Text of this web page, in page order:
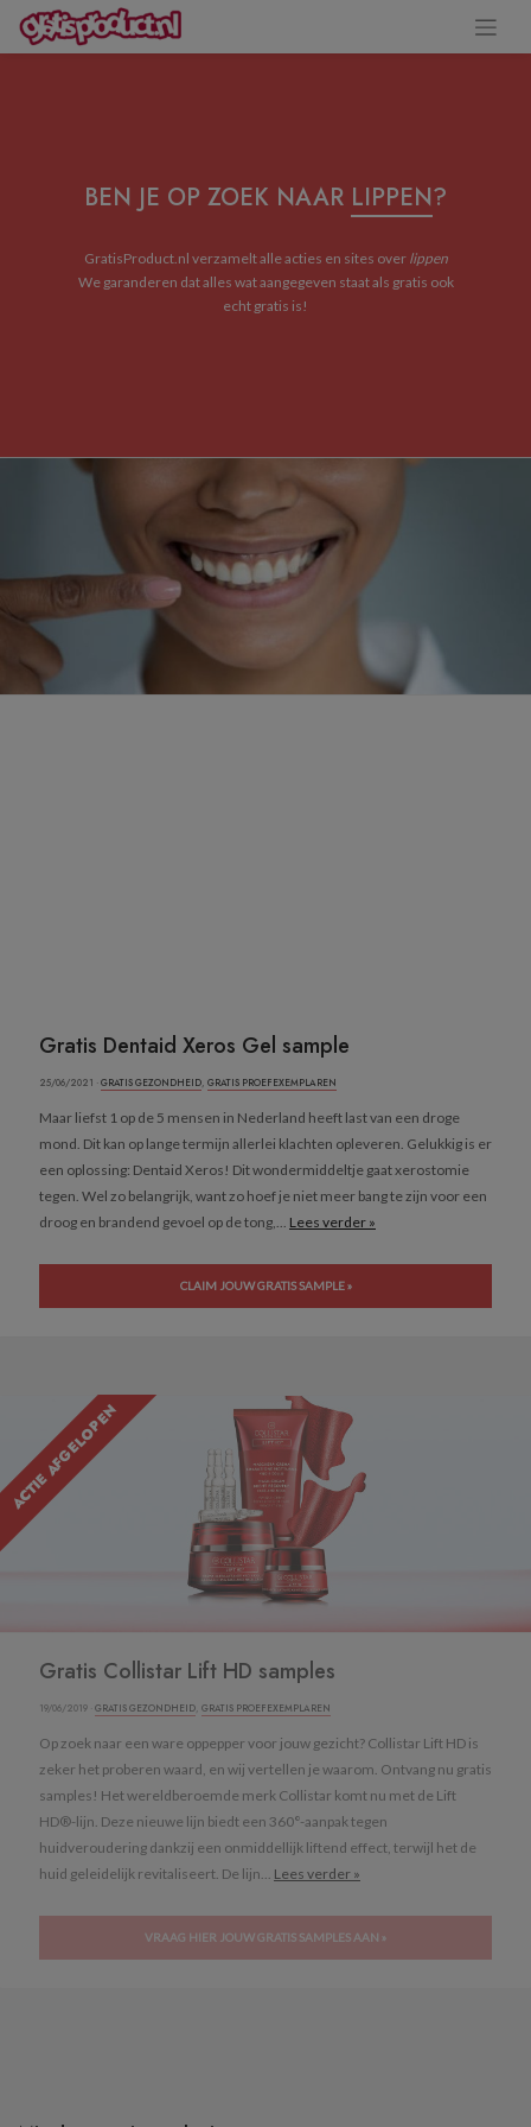
BEN JE OP ZOEK NAAR LIPPEN?
GratisProduct.nl verzamelt alle acties en sites over lippen
We garanderen dat alles wat aangegeven staat als gratis ook
echt gratis is!
Gratis Dentaid Xeros Gel sample
25/06/2021 ·GRATIS GEZONDHEID, GRATIS PROEFEXEMPLAREN
Maar liefst 1 op de 5 mensen in Nederland heeft last van een droge
mond. Dit kan op lange termijn allerlei klachten opleveren. Gelukkig is er
een oplossing: Dentaid Xeros! Dit wondermiddeltje gaat xerostomie
tegen. Wel zo belangrijk, want zo hoef je niet meer bang te zijn voor een
droog en brandend gevoel op de tong,... Lees verder »
CLAIM JOUW GRATIS SAMPLE »
ACTIE AFGELOPEN
Gratis Collistar Lift HD samples
19/06/2019 · GRATIS GEZONDHEID, GRATIS PROEFEXEMPLAREN
Op zoek naar een ware oppepper voor jouw gezicht? Collistar Lift HD is
zeker het proberen waard, en wij vertellen je waarom. Ontvang nu gratis
samples! Het wereldberoemde merk Collistar komt nu met de Lift
HD®-lijn. Deze nieuwe lijn biedt een 360°-aanpak tegen
huidveroudering dankzij een onmiddellijk liftend effect, terwijl het de
huid geleidelijk revitaliseert. De lijn... Lees verder »
VRAAG HIER JOUW GRATIS SAMPLES AAN »